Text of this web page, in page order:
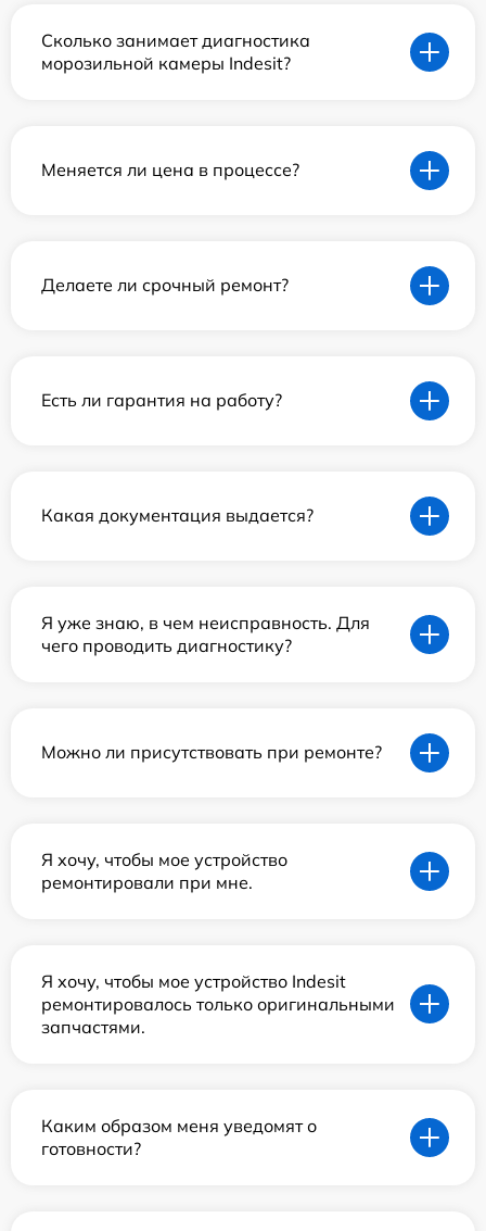
Сколько занимает диагностика
морозильной камеры Indesit?
Меняется ли цена в процессе?
Делаете ли срочный ремонт?
Есть ли гарантия на работу?
Какая документация выдается?
Я уже знаю, в чем неисправность. Для
чего проводить диагностику?
Можно ли присутствовать при ремонте?
Я хочу, чтобы мое устройство
ремонтировали при мне.
Я хочу, чтобы мое устройство Indesit
ремонтировалось только оригинальными
запчастями.
Каким образом меня уведомят о
готовности?